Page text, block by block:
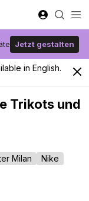
Jetzt gestalten
in English.
Trikots und
Milan
Nike